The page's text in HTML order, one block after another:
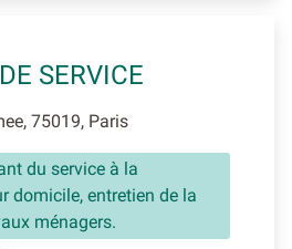
SERVICE
75019, Paris
du service à la
domicile, entretien de la
ménagers.